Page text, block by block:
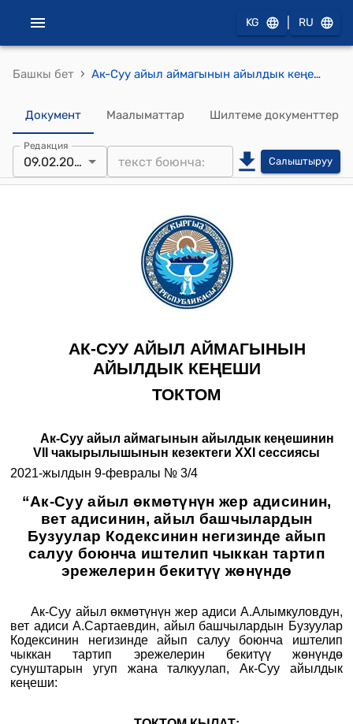
KG RU
Башкы бет › Ак-Суу айыл аймагынын айылдык кеңешинин 2021-жылдын 9-февралындагы № 3/4 "Ак-Суу айыл ɵкмɵтүнүн жер адисинин, вет адисинин, айыл башчылардын Бузуулар Кодексинин негизинде айып салуу боюнча иштелип чыккан тартип эрежелерин бекитүү жɵнүндɵ" токтому
Документ Маалыматтар Шилтеме документтер
Редакция
09.02.2021 Салыштыруу